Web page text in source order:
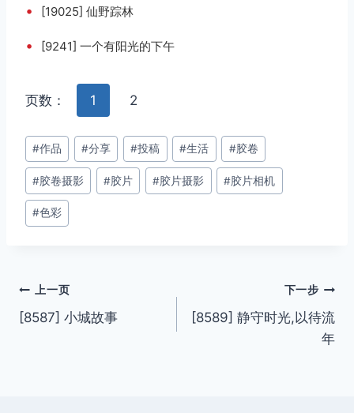
• [19025] 仙野踪林
• [9241] 一个有阳光的下午
页数： 1 2
文
章
标
签：
#作品 #分享 #投稿 #生活 #胶卷
#胶卷摄影 #胶片 #胶片摄影 #胶片相机
#色彩
文
章
上一页
[8587] 小城故事
下一步
[8589] 静守时光,以待流
年